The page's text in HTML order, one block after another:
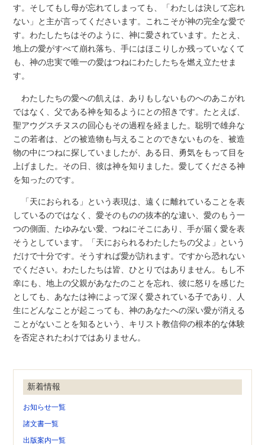
す。そしてもし母が忘れてしまっても、「わたしは決して忘れ
ない」と主が言ってくださいます。これこそが神の完全な愛で
す。わたしたちはそのように、神に愛されています。たとえ、
地上の愛がすべて崩れ落ち、手にはほこりしか残っていなくて
も、神の忠実で唯一の愛はつねにわたしたちを燃え立たせま
す。
わたしたちの愛への飢えは、ありもしないものへのあこがれ
ではなく、父である神を知るようにとの招きです。たとえば、
聖アウグスチヌスの回心もその過程を経ました。聡明で雄弁な
この若者は、どの被造物も与えることのできないものを、被造
物の中につねに探していましたが、ある日、勇気をもって目を
上げました。その日、彼は神を知りました。愛してくださる神
を知ったのです。
「天におられる」という表現は、遠くに離れていることを表
しているのではなく、愛そのものの抜本的な違い、愛のもう一
つの側面、たゆみない愛、つねにそこにあり、手が届く愛を表
そうとしています。「天におられるわたしたちの父よ」という
だけで十分です。そうすれば愛が訪れます。ですから恐れない
でください。わたしたちは皆、ひとりではありません。もし不
幸にも、地上の父親があなたのことを忘れ、彼に怒りを感じた
としても、あなたは神によって深く愛されている子であり、人
生にどんなことが起こっても、神のあなたへの深い愛が消える
ことがないことを知るという、キリスト教信仰の根本的な体験
を否定されたわけではありません。
新着情報
お知らせ一覧
諸文書一覧
出版案内一覧